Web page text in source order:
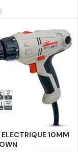
ELECTRIQUE 10MM